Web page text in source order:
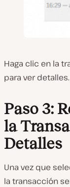
Haga clic en la
para ver detalles.
Paso 3:
la
Detalles
Una vez que
la transacción